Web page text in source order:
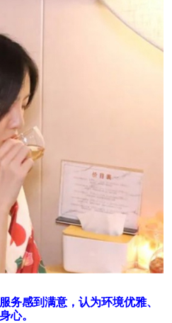
务感到满意，认为环境优雅、
心。